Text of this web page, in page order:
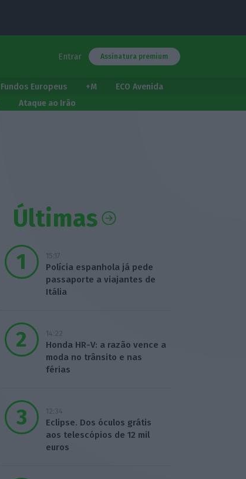
Entrar Assinatura premium
Fundos Europeus +M
ECO Avenida
Ataque ao Irão
Últimas
15:17
Polícia espanhola já pede
passaporte a viajantes de
Itália
14:22
Honda HR-V: a razão vence a
moda no trânsito e nas
férias
12:34
Eclipse. Dos óculos grátis
aos telescópios de 12 mil
euros